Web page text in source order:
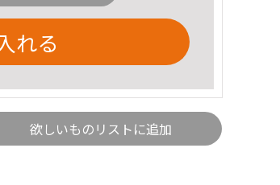
れる
欲しいものリストに追加